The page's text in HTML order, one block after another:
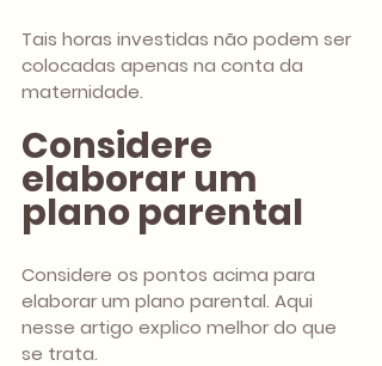
Tais horas investidas não podem ser
colocadas apenas na conta da
maternidade.
Considere
elaborar um
plano parental
Considere os pontos acima para
elaborar um plano parental. Aqui
nesse artigo explico melhor do que
se trata.